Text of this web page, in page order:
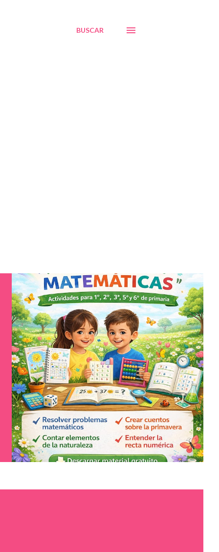
BUSCAR